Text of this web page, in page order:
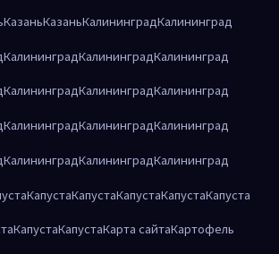
КазаньКазаньКалининградКалининград
КалининградКалининградКалининград
КалининградКалининградКалининград
КалининградКалининградКалининград
КалининградКалининградКалининград
КапустаКапустаКапустаКапустаКапуста
КапустаКапустаКарта сайтаКартофель